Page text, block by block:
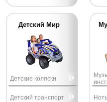
Детский Мир
Детские коляски
Детский транспорт